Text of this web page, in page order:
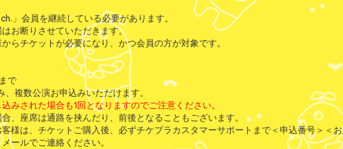
」会員を継続している必要があります。
お断りさせていただきます。
らチケットが必要になり、かつ会員の方が対象です。
で
複数公演お申込みいただけます。
みされた場合も1回となりますのでご注意ください。
、座席は通路を挟んだり、前後となることもございます。
様は、チケットご購入後、必ずチケプラカスタマーサポートまで＜申込番号＞＜お
ールでご連絡ください。